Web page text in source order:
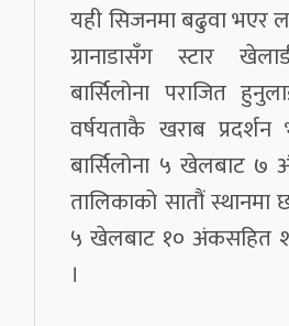
यही सिजनमा बढुवा भएर
ग्रानाडासँग स्टार
बार्सिलोना पराजित
वर्षयताकै खराब
बार्सिलोना ५ खेलबाट
तालिकाको सातौं स्थानमा
५ खेलबाट १० अंकसहित
।